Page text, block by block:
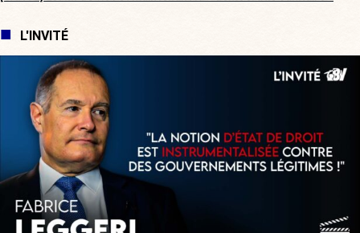
L'INVITÉ